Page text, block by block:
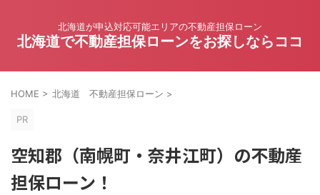
北海道が申込対応可能エリアの不動産担保ローン
北海道で不動産担保ローンをお探しならココ
HOME > 北海道 不動産担保ローン >
PR
空知郡（南幌町・奈井江町）の不動産
担保ローン！